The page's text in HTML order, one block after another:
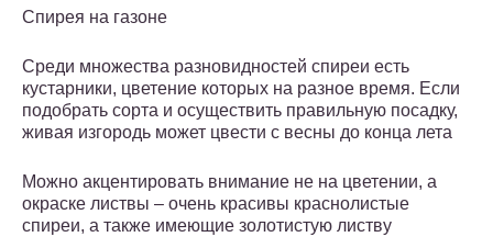
Спирея на газоне
Среди множества разновидностей спиреи есть
кустарники, цветение которых на разное время. Если
подобрать сорта и осуществить правильную посадку,
живая изгородь может цвести с весны до конца лета
Можно акцентировать внимание не на цветении, а
окраске листвы – очень красивы краснолистые
спиреи, а также имеющие золотистую листву